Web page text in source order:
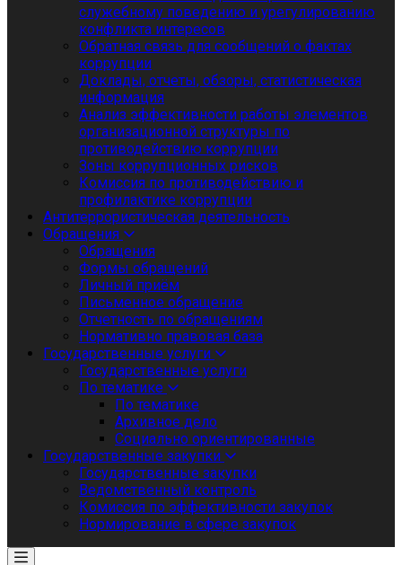
служебному поведению и урегулированию
конфликта интересов
Обратная связь для сообщений о фактах
коррупции
Доклады, отчеты, обзоры, статистическая
информация
Анализ эффективности работы элементов
организационной структуры по
противодействию коррупции
Зоны коррупционных рисков
Комиссия по противодействию и
профилактике коррупции
Антитеррористическая деятельность
Обращения
Обращения
Формы обращений
Личный приём
Письменное обращение
Отчетность по обращениям
Нормативно правовая база
Государственные услуги
Государственные услуги
По тематике
По тематике
Архивное дело
Социально ориентированные
Государственные закупки
Государственные закупки
Ведомственный контроль
Комиссия по эффективности закупок
Нормирование в сфере закупок